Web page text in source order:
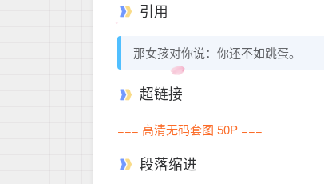
引用
那女孩对你说：你还不如跳蛋。
超链接
=== 高清无码套图 50P ===
段落缩进